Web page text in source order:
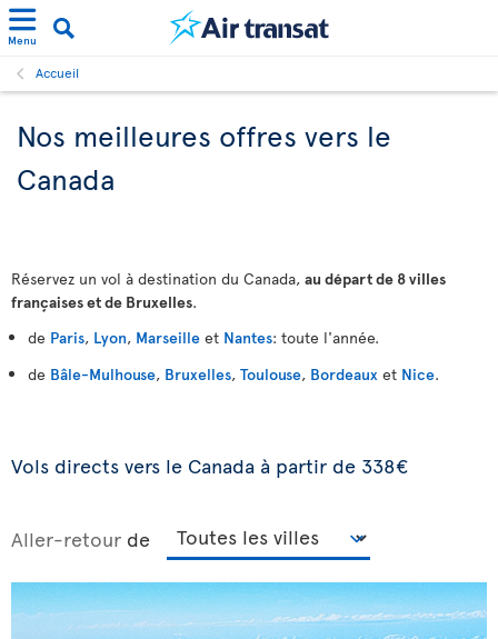
Menu
Accueil
Nos meilleures offres vers le
Canada
Réservez un vol à destination du Canada, au départ de 8 villes
françaises et de Bruxelles.
de Paris, Lyon, Marseille et Nantes: toute l'année.
de Bâle-Mulhouse, Bruxelles, Toulouse, Bordeaux et Nice.
Vols directs vers le Canada à partir de 338€
Aller-retour de